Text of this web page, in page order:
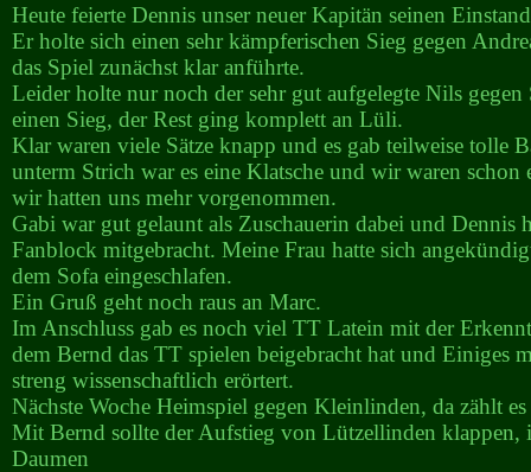
Heute feierte Dennis unser neuer Kapitän seinen
Er holte sich einen sehr kämpferischen Sieg gegen
das Spiel zunächst klar anführte.
Leider holte nur noch der sehr gut aufgelegte Nils gegen
einen Sieg, der Rest ging komplett an Lüli.
Klar waren viele Sätze knapp und es gab teilweise tolle
unterm Strich war es eine Klatsche und wir waren schon
wir hatten uns mehr vorgenommen.
Gabi war gut gelaunt als Zuschauerin dabei und Dennis
Fanblock mitgebracht. Meine Frau hatte sich
dem Sofa eingeschlafen.
Ein Gruß geht noch raus an Marc.
Im Anschluss gab es noch viel TT Latein mit der
dem Bernd das TT spielen beigebracht hat und Einiges
streng wissenschaftlich erörtert.
Nächste Woche Heimspiel gegen Kleinlinden, da zählt
Mit Bernd sollte der Aufstieg von Lützellinden klappen,
Daumen